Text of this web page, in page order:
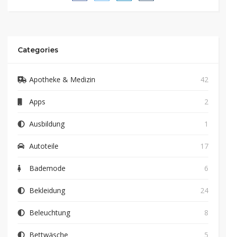
Categories
Apotheke & Medizin 42
Apps 2
Ausbildung 1
Autoteile 17
Bademode 6
Bekleidung 24
Beleuchtung 8
Bettwäsche 5